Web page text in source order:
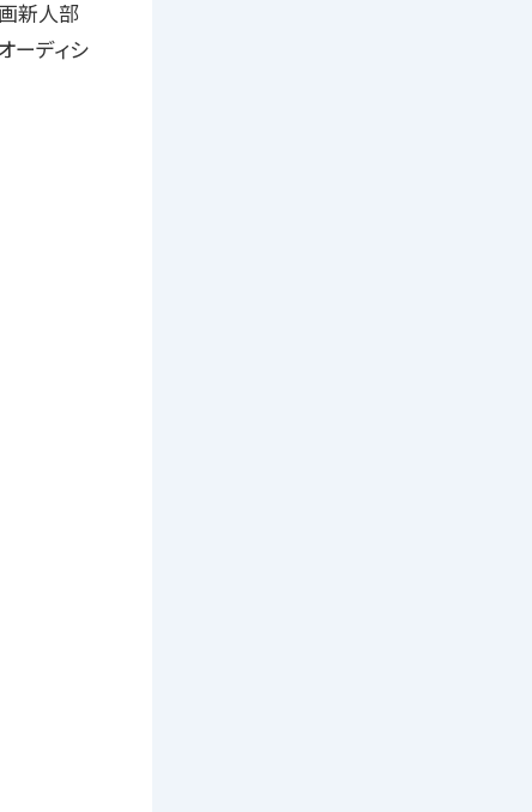
新人部
ーディシ